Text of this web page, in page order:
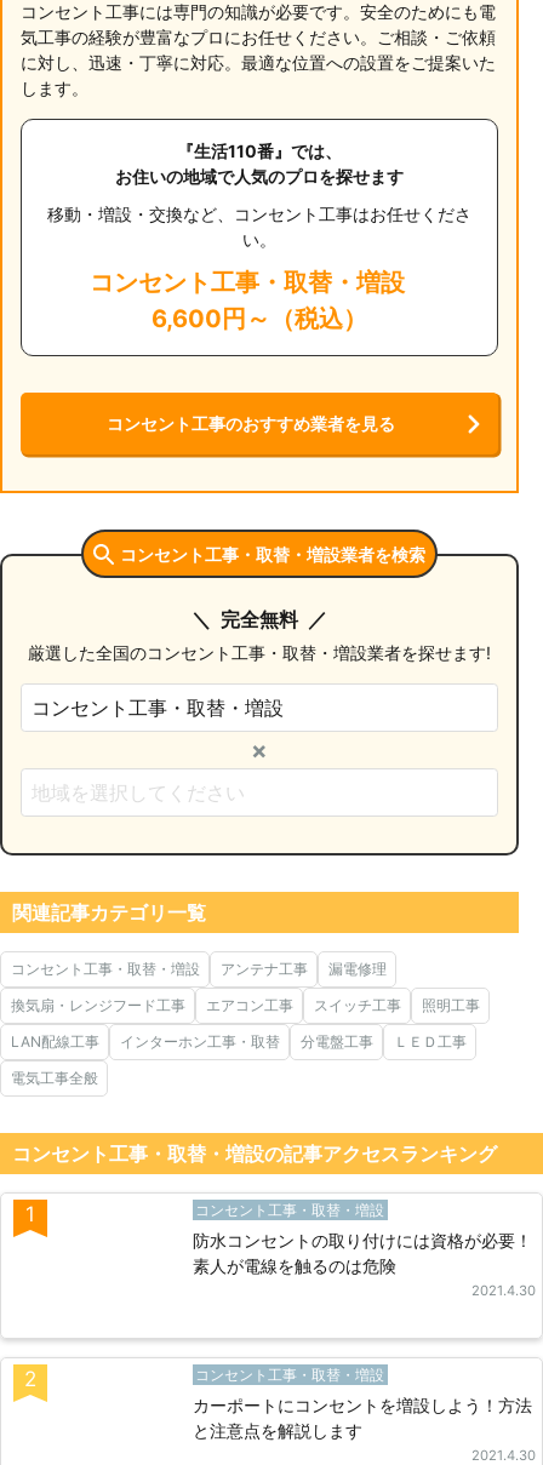
コンセント工事には専門の知識が必要です。安全のためにも電
気工事の経験が豊富なプロにお任せください。ご相談・ご依頼
に対し、迅速・丁寧に対応。最適な位置への設置をご提案いた
します。
『生活110番』では、
お住いの地域で人気のプロを探せます
移動・増設・交換など、コンセント工事はお任せくださ
い。
コンセント工事・取替・増設
6,600円～（税込）
コンセント工事のおすすめ業者を見る
コンセント工事・取替・増設業者を検索
完全無料
厳選した全国のコンセント工事・取替・増設業者を探せます!
×
関連記事カテゴリ一覧
コンセント工事・取替・増設 アンテナ工事
漏電修理
換気扇・レンジフード工事
エアコン工事 スイッチ工事
照明工事
LAN配線工事
インターホン工事・取替 分電盤工事
ＬＥＤ工事
電気工事全般
コンセント工事・取替・増設の記事アクセスランキング
1 コンセント工事・取替・増設
防水コンセントの取り付けには資格が必要！
素人が電線を触るのは危険
2021.4.30
2 コンセント工事・取替・増設
カーポートにコンセントを増設しよう！方法
と注意点を解説します
2021.4.30